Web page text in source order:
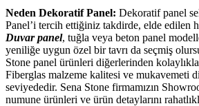
Neden Dekoratif Panel: Dekoratif panel
Panel’i tercih ettiğiniz takdirde, elde edilen
Duvar panel, tuğla veya beton panel
yeniliğe uygun özel bir tavrı da seçmiş
Stone panel ürünleri diğerlerinden
Fiberglas malzeme kalitesi ve mukavemeti
seviyededir. Sena Stone firmamızın
numune ürünleri ve ürün detaylarını